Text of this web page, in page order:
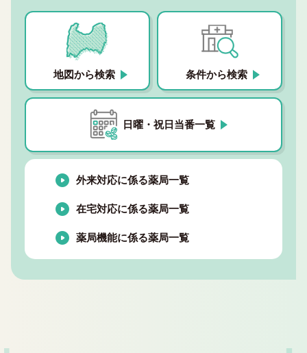
地図から検索 条件から検索
日曜・祝日当番一覧
外来対応に係る薬局一覧
在宅対応に係る薬局一覧
薬局機能に係る薬局一覧